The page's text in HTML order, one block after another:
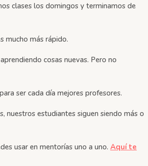
clases los domingos y terminamos de
mucho más rápido.
cosas nuevas. Pero no
ser cada día mejores profesores.
nuestros estudiantes siguen siendo más o
usar en mentorías uno a uno. Aquí te